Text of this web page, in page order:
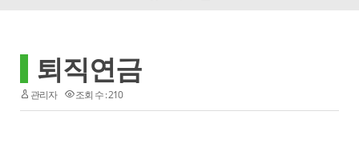
퇴직연금
관리자 조회 수 : 210